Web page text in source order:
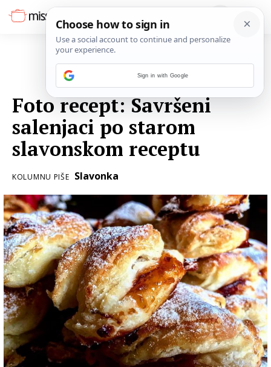
Foto recept: Savršeni
salenjaci po starom
slavonskom receptu
KOLUMNU PIŠE Slavonka
Sign in with Google